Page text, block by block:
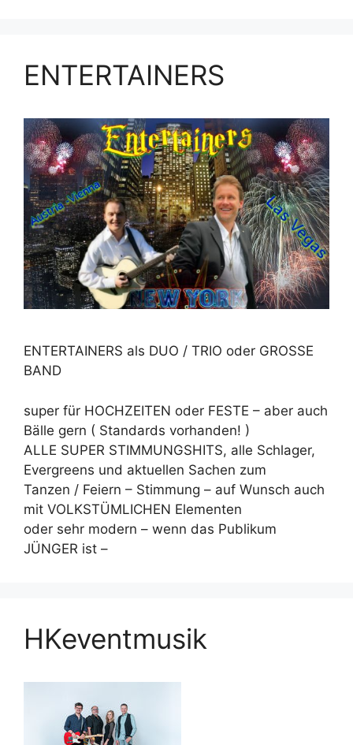
ENTERTAINERS
ENTERTAINERS als DUO / TRIO oder GROSSE
BAND
super für HOCHZEITEN oder FESTE – aber auch
Bälle gern ( Standards vorhanden! )
ALLE SUPER STIMMUNGSHITS, alle Schlager,
Evergreens und aktuellen Sachen zum
Tanzen / Feiern – Stimmung – auf Wunsch auch
mit VOLKSTÜMLICHEN Elementen
oder sehr modern – wenn das Publikum
JÜNGER ist –
HKeventmusik